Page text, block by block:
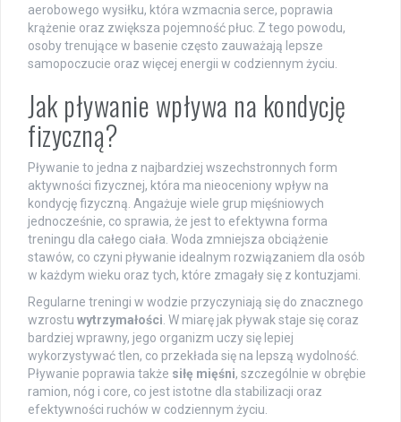
aerobowego wysiłku, która wzmacnia serce, poprawia
krążenie oraz zwiększa pojemność płuc. Z tego powodu,
osoby trenujące w basenie często zauważają lepsze
samopoczucie oraz więcej energii w codziennym życiu.
Jak pływanie wpływa na kondycję
fizyczną?
Pływanie to jedna z najbardziej wszechstronnych form
aktywności fizycznej, która ma nieoceniony wpływ na
kondycję fizyczną. Angażuje wiele grup mięśniowych
jednocześnie, co sprawia, że jest to efektywna forma
treningu dla całego ciała. Woda zmniejsza obciążenie
stawów, co czyni pływanie idealnym rozwiązaniem dla osób
w każdym wieku oraz tych, które zmagały się z kontuzjami.
Regularne treningi w wodzie przyczyniają się do znacznego
wzrostu wytrzymałości . W miarę jak pływak staje się coraz
bardziej wprawny, jego organizm uczy się lepiej
wykorzystywać tlen, co przekłada się na lepszą wydolność.
Pływanie poprawia także siłę mięśni, szczególnie w obrębie
ramion, nóg i core, co jest istotne dla stabilizacji oraz
efektywności ruchów w codziennym życiu.